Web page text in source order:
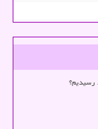
رسیدیم؟